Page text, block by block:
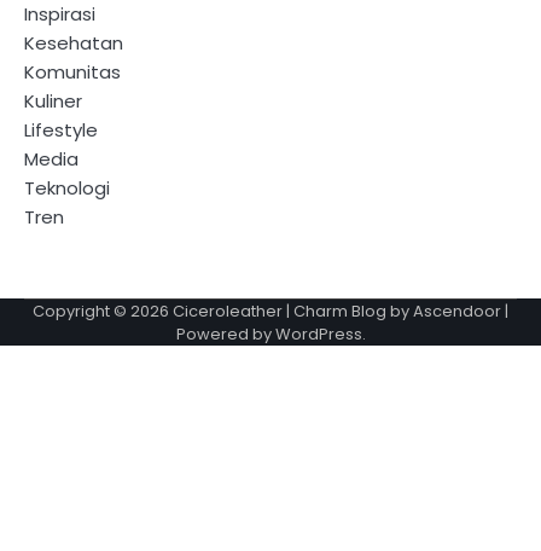
Inspirasi
Kesehatan
Komunitas
Kuliner
Lifestyle
Media
Teknologi
Tren
Copyright © 2026 Ciceroleather | Charm Blog byAscendoor |
Powered byWordPress.